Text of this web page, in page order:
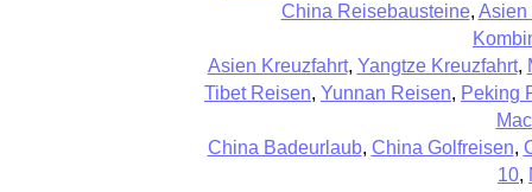
China Reisebausteine, Asien
Asien Kreuzfahrt, Yangtze Kreuzfahrt,
Tibet Reisen, Yunnan Reisen, Peking
China Badeurlaub, China Golfreisen,
10,